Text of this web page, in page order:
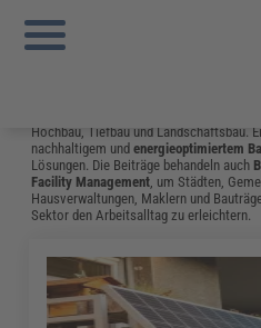
Sie sind hier:
Instandhaltung
Bau und
Vom Neubau bis hin zum Umgang mit
Hochbau, Tiefbau und Landschaftsbau.
nachhaltigem undenergieoptimiertem
Lösungen. Die Beiträge behandeln auch
Facility Management, um Städten,
Hausverwaltungen, Maklern und
Sektor den Arbeitsalltag zu erleichtern.